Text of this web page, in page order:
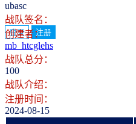
登录 注册
ubasc
战队签名：
创建者：
mb_htcglehs
战队总分：
100
战队介绍：
注册时间：
2024-08-15